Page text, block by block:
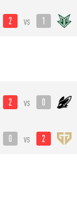
2 vs 1
2 vs 0
0 vs 2